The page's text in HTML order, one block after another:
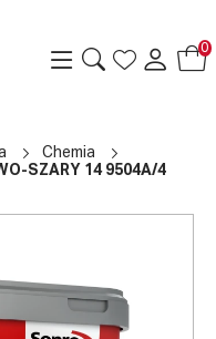
0
Chemia
SZARY 14 9504A/4